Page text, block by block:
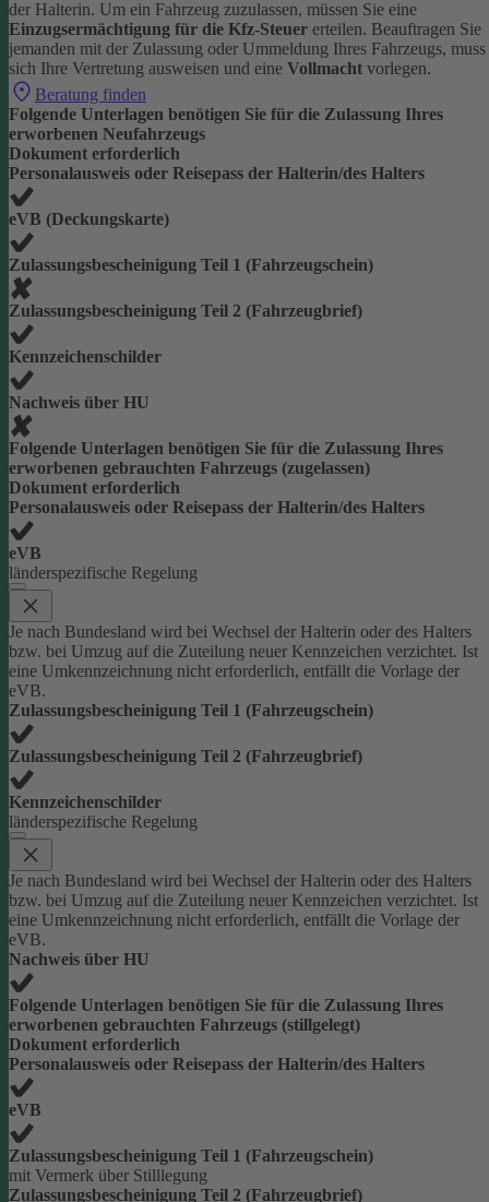
der Halterin. Um ein Fahrzeug zuzulassen, müssen Sie eine
Einzugsermächtigung für die Kfz-Steuer erteilen. Beauftragen Sie
jemanden mit der Zulassung oder Ummeldung Ihres Fahrzeugs, muss
sich Ihre Vertretung ausweisen und eine Vollmacht vorlegen.
Beratung finden
Folgende Unterlagen benötigen Sie für die Zulassung Ihres
erworbenen Neufahrzeugs
Dokument erforderlich
Personalausweis oder Reisepass der Halterin/des Halters
eVB (Deckungskarte)
Zulassungsbescheinigung Teil 1 (Fahrzeugschein)
Zulassungsbescheinigung Teil 2 (Fahrzeugbrief)
Kennzeichenschilder
Nachweis über HU
Folgende Unterlagen benötigen Sie für die Zulassung Ihres
erworbenen gebrauchten Fahrzeugs (zugelassen)
Dokument erforderlich
Personalausweis oder Reisepass der Halterin/des Halters
eVB
länderspezifische Regelung
Je nach Bundesland wird bei Wechsel der Halterin oder des Halters
bzw. bei Umzug auf die Zuteilung neuer Kennzeichen verzichtet. Ist
eine Umkennzeichnung nicht erforderlich, entfällt die Vorlage der
eVB.
Zulassungsbescheinigung Teil 1 (Fahrzeugschein)
Zulassungsbescheinigung Teil 2 (Fahrzeugbrief)
Kennzeichenschilder
länderspezifische Regelung
Je nach Bundesland wird bei Wechsel der Halterin oder des Halters
bzw. bei Umzug auf die Zuteilung neuer Kennzeichen verzichtet. Ist
eine Umkennzeichnung nicht erforderlich, entfällt die Vorlage der
eVB.
Nachweis über HU
Folgende Unterlagen benötigen Sie für die Zulassung Ihres
erworbenen gebrauchten Fahrzeugs (stillgelegt)
Dokument erforderlich
Personalausweis oder Reisepass der Halterin/des Halters
eVB
Zulassungsbescheinigung Teil 1 (Fahrzeugschein)
mit Vermerk über Stilllegung
Zulassungsbescheinigung Teil 2 (Fahrzeugbrief)